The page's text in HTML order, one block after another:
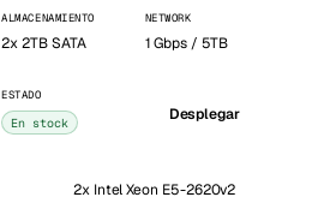
ALMACENAMIENTO
2x 2TB SATA
NETWORK
1 Gbps / 5TB
ESTADO
En stock Desplegar
2x Intel Xeon E5-2620v2